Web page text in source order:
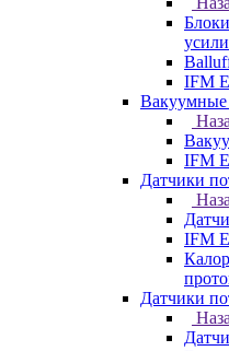
IFM
Вакуумные
IFM
Датчики
IFM
Датчики